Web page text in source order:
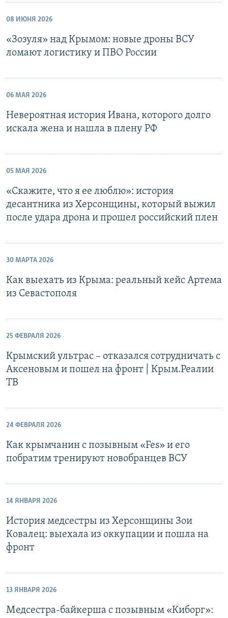
08 ИЮНЯ 2026
«Зозуля» над Крымом: новые дроны ВСУ
ломают логистику и ПВО России
06 МАЯ 2026
Невероятная история Ивана, которого долго
искала жена и нашла в плену РФ
05 МАЯ 2026
«Скажите, что я ее люблю»: история
десантника из Херсонщины, который выжил
после удара дрона и прошел российский плен
30 МАРТА 2026
Как выехать из Крыма: реальный кейс Артема
из Севастополя
25 ФЕВРАЛЯ 2026
Крымский ультрас – отказался сотрудничать с
Аксеновым и пошел на фронт | Крым.Реалии
ТВ
24 ФЕВРАЛЯ 2026
Как крымчанин с позывным «Fes» и его
побратим тренируют новобранцев ВСУ
14 ЯНВАРЯ 2026
История медсестры из Херсонщины Зои
Ковалец: выехала из оккупации и пошла на
фронт
13 ЯНВАРЯ 2026
Медсестра-байкерша с позывным «Киборг»: